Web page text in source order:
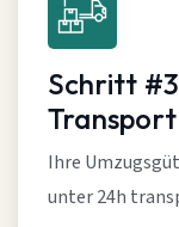
Schritt
Transport
Ihre
unter 24h